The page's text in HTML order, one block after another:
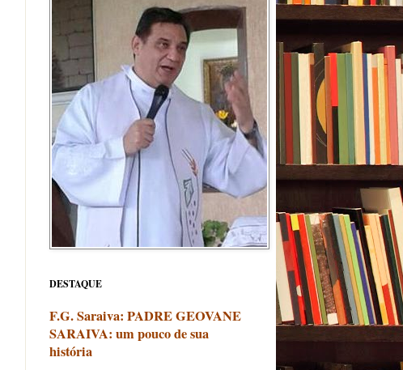
DESTAQUE
F.G. Saraiva: PADRE GEOVANE
SARAIVA: um pouco de sua
história